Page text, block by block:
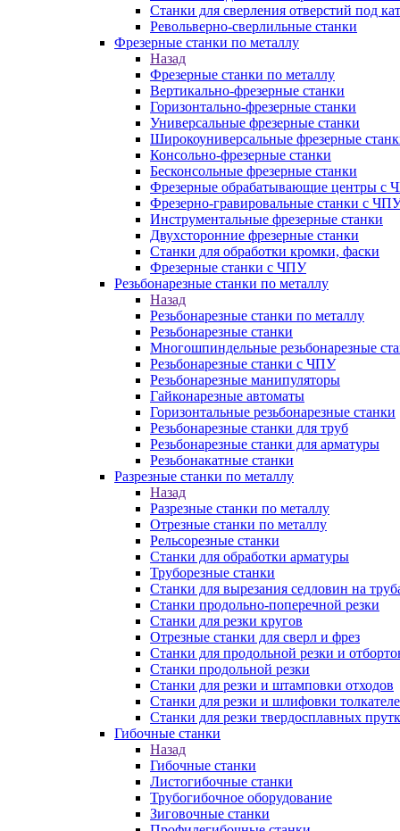
Станки для сверления отверстий под
Револьверно-сверлильные станки
Фрезерные станки по металлу
Назад
Фрезерные станки по металлу
Вертикально-фрезерные станки
Горизонтально-фрезерные станки
Универсальные фрезерные станки
Широкоуниверсальные фрезерные
Консольно-фрезерные станки
Бесконсольные фрезерные станки
Фрезерные обрабатывающие центры с
Фрезерно-гравировальные станки с
Инструментальные фрезерные станки
Двухсторонние фрезерные станки
Станки для обработки кромки, фаски
Фрезерные станки с ЧПУ
Резьбонарезные станки по металлу
Назад
Резьбонарезные станки по металлу
Резьбонарезные станки
Многошпиндельные резьбонарезные
Резьбонарезные станки с ЧПУ
Резьбонарезные манипуляторы
Гайконарезные автоматы
Горизонтальные резьбонарезные станки
Резьбонарезные станки для труб
Резьбонарезные станки для арматуры
Резьбонакатные станки
Разрезные станки по металлу
Назад
Разрезные станки по металлу
Отрезные станки по металлу
Рельсорезные станки
Станки для обработки арматуры
Труборезные станки
Станки для вырезания седловин на
Станки продольно-поперечной резки
Станки для резки кругов
Отрезные станки для сверл и фрез
Станки для продольной резки и
Станки продольной резки
Станки для резки и штамповки отходов
Станки для резки и шлифовки
Станки для резки твердосплавных
Гибочные станки
Назад
Гибочные станки
Листогибочные станки
Трубогибочное оборудование
Зиговочные станки